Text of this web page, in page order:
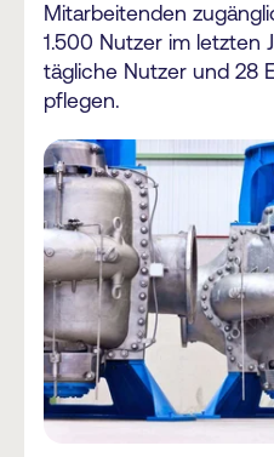
Mitarbeitenden
1.500 Nutzer im letzten
tägliche Nutzer und 28
pflegen.